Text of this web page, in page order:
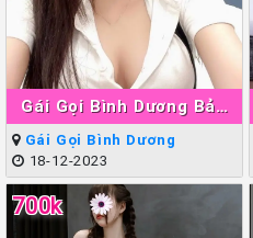
Gái Gọi Bình Dương Bảo
Ngân
Gái Gọi Bình Dương
18-12-2023
700k